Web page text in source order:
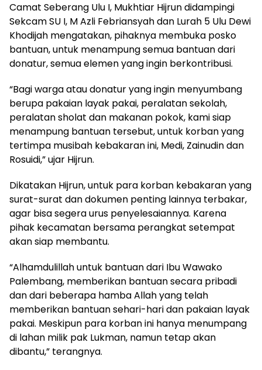
Camat Seberang Ulu I, Mukhtiar Hijrun didampingi
Sekcam SU I, M Azli Febriansyah dan Lurah 5 Ulu Dewi
Khodijah mengatakan, pihaknya membuka posko
bantuan, untuk menampung semua bantuan dari
donatur, semua elemen yang ingin berkontribusi.
“Bagi warga atau donatur yang ingin menyumbang
berupa pakaian layak pakai, peralatan sekolah,
peralatan sholat dan makanan pokok, kami siap
menampung bantuan tersebut, untuk korban yang
tertimpa musibah kebakaran ini, Medi, Zainudin dan
Rosuidi,” ujar Hijrun.
Dikatakan Hijrun, untuk para korban kebakaran yang
surat-surat dan dokumen penting lainnya terbakar,
agar bisa segera urus penyelesaiannya. Karena
pihak kecamatan bersama perangkat setempat
akan siap membantu.
“Alhamdulillah untuk bantuan dari Ibu Wawako
Palembang, memberikan bantuan secara pribadi
dan dari beberapa hamba Allah yang telah
memberikan bantuan sehari-hari dan pakaian layak
pakai. Meskipun para korban ini hanya menumpang
di lahan milik pak Lukman, namun tetap akan
dibantu,” terangnya.